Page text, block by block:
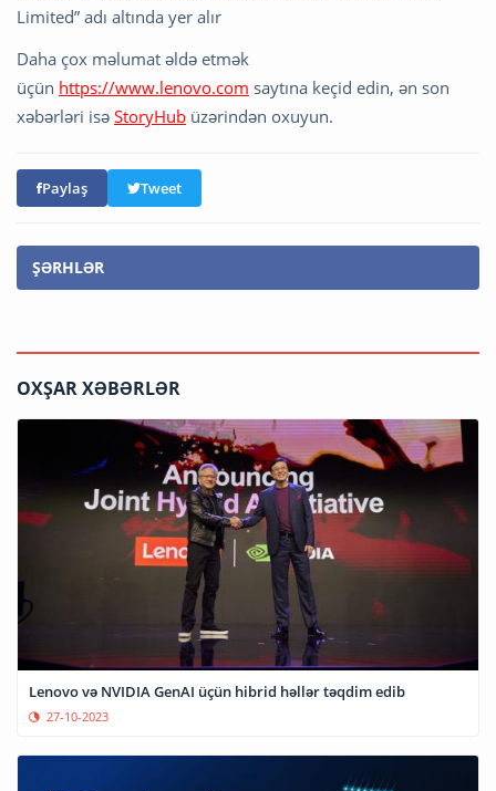
Limited” adı altında yer alır
Daha çox məlumat əldə etmək
üçün https://www.lenovo.com saytına keçid edin, ən son
xəbərləri isə StoryHub üzərindən oxuyun.
Paylaş Tweet
ŞƏRHLƏR
OXŞAR XƏBƏRLƏR
Lenovo və NVIDIA GenAI üçün hibrid həllər təqdim edib
27-10-2023